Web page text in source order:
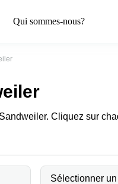
Qui sommes-nous?
Cliquez sur
Sélectionner